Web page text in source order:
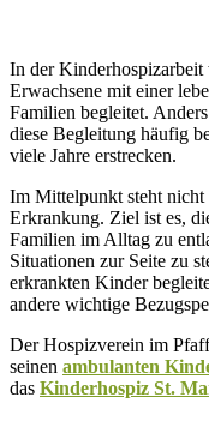
In der
Erwachsene mit einer
Familien begleitet.
diese Begleitung häufig
viele Jahre erstrecken.
Im Mittelpunkt steht nicht
Erkrankung. Ziel ist es,
Familien im Alltag zu
Situationen zur Seite zu
erkrankten Kinder
andere wichtige
Der Hospizverein im
seinen ambulanten
das Kinderhospiz St.